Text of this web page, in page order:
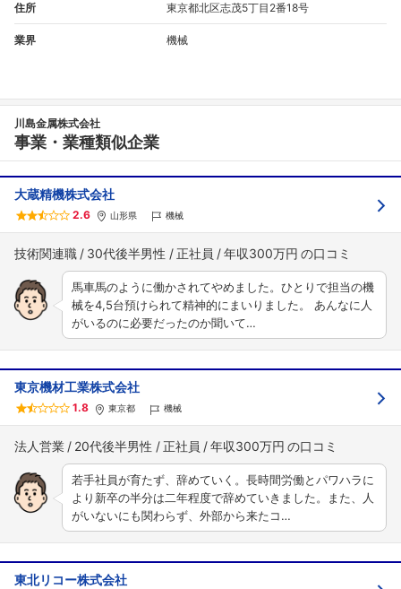
住所 東京都北区志茂5丁目2番18号
業界 機械
川島金属株式会社
事業・業種類似企業
大蔵精機株式会社
2.6 山形県 機械
技術関連職 30代後半男性 正社員 年収300万円
馬車馬のように働かされてやめました。ひとりで担当の機
械を4,5台預けられて精神的にまいりました。 あんなに人
がいるのに必要だったのか聞いて…
東京機材工業株式会社
1.8 東京都 機械
法人営業 20代後半男性 正社員 年収300万円
若手社員が育たず、辞めていく。長時間労働とパワハラに
より新卒の半分は二年程度で辞めていきました。また、人
がいないにも関わらず、外部から来たコ…
東北リコー株式会社